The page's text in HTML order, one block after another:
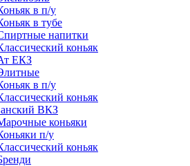
в п/у
в тубе
напитки
коньяк
ЕКЗ
в п/у
коньяк
ВКЗ
коньяки
п/у
коньяк